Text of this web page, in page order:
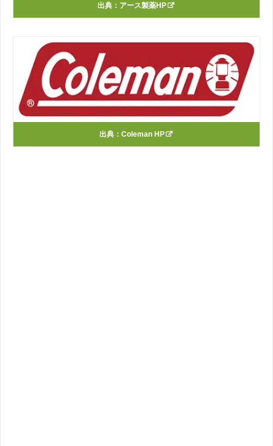
出典： アース製薬HP
出典： Coleman HP